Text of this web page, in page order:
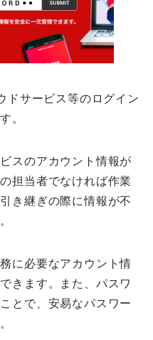
ドサービス等のログイン
。
スのアカウント情報が
担当者でなければ作業
き継ぎの際に情報が不
に必要なアカウント情
きます。また、パスワ
とで、安易なパスワー